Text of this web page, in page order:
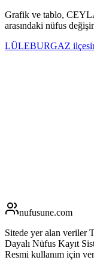
Grafik ve tablo,
arasındaki nüfus
LÜLEBURGAZ
nufusune.com
Sitede yer alan veriler
Dayalı Nüfus Kayıt
Resmi kullanım için